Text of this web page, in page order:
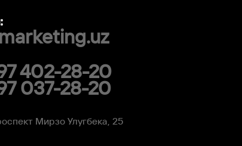
402-28-20
037-28-20
Мирзо Улугбека, 25